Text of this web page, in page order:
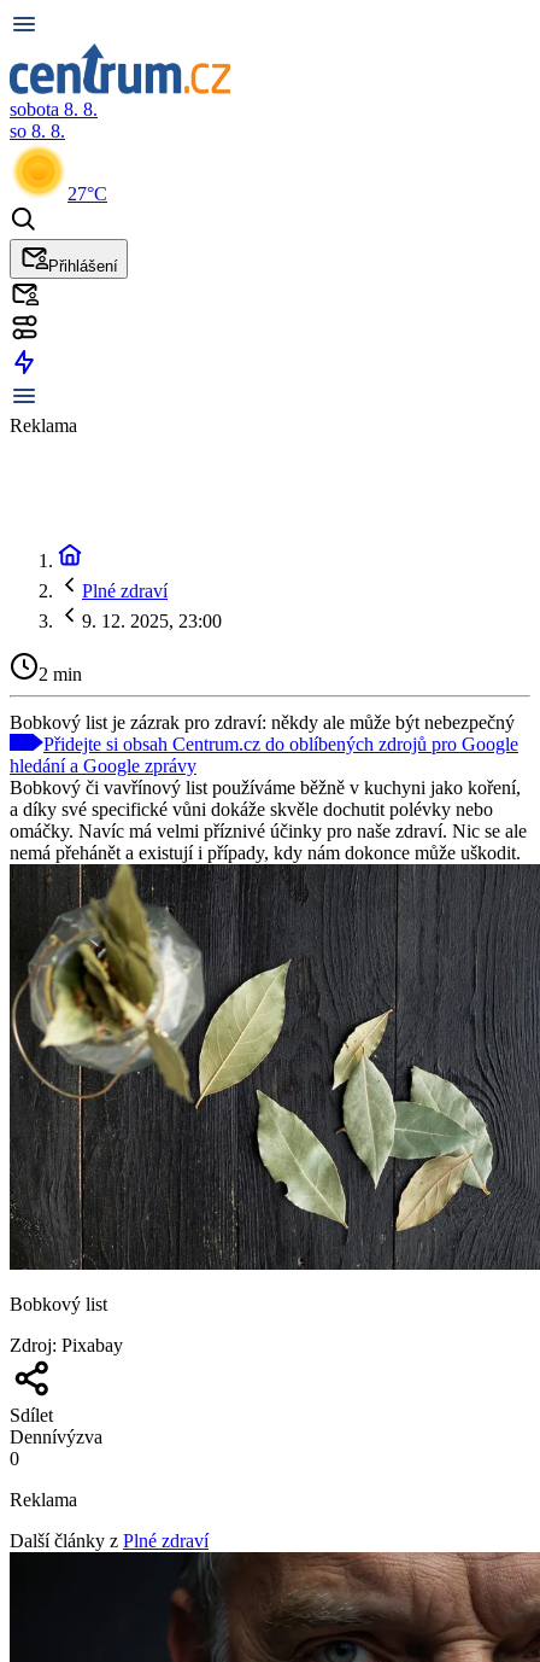
sobota 8. 8.
so 8. 8.
27°C
Přihlášení
Reklama
Plné zdraví
9. 12. 2025, 23:00
2 min
Bobkový list je zázrak pro zdraví: někdy ale může být nebezpečný
Přidejte si obsah Centrum.cz do oblíbených zdrojů pro Google
hledání a Google zprávy
Bobkový či vavřínový list používáme běžně v kuchyni jako koření,
a díky své specifické vůni dokáže skvěle dochutit polévky nebo
omáčky. Navíc má velmi příznivé účinky pro naše zdraví. Nic se ale
nemá přehánět a existují i případy, kdy nám dokonce může uškodit.
Bobkový list
Zdroj: Pixabay
Sdílet
Dennívýzva
0
Reklama
Další články z Plné zdraví